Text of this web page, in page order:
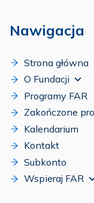
Nawigacja
Strona główna
O Fundacji
Programy FAR
Zakończone
Kalendarium
Kontakt
Subkonto
Wspieraj FAR